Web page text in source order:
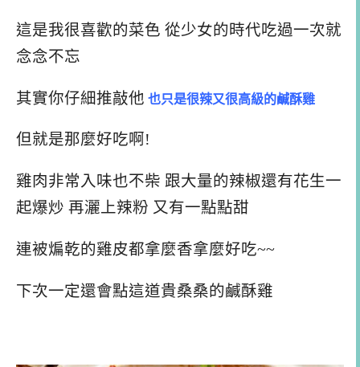
這是我很喜歡的菜色 從少女的時代吃過一次就
念念不忘
其實你仔細推敲他 也只是很辣又很高級的鹹酥雞
但就是那麼好吃啊!
雞肉非常入味也不柴 跟大量的辣椒還有花生一
起爆炒 再灑上辣粉 又有一點點甜
連被煸乾的雞皮都拿麼香拿麼好吃~~
下次一定還會點這道貴桑桑的鹹酥雞